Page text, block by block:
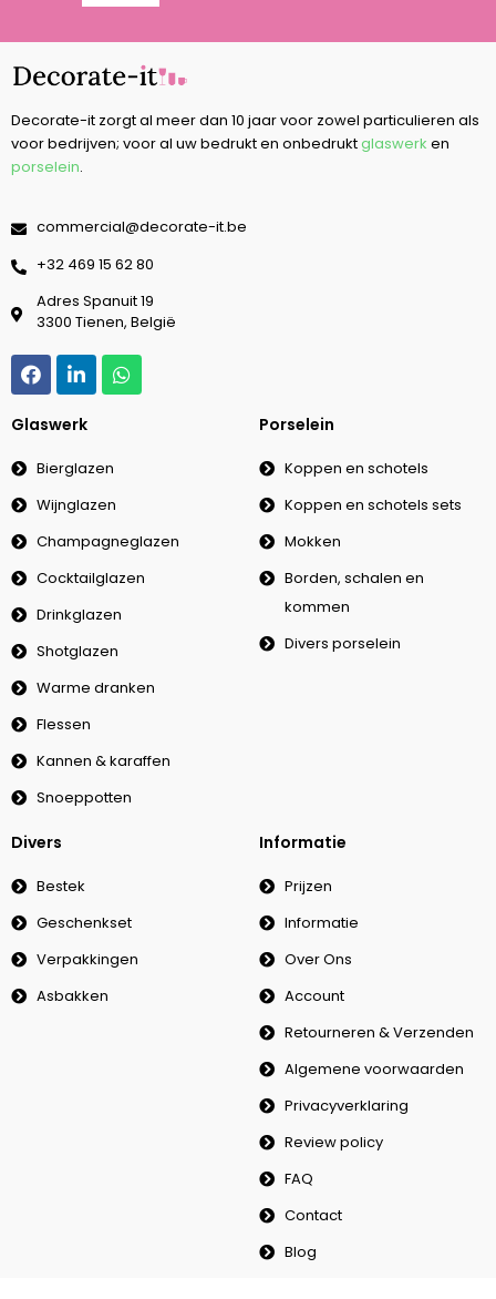
Decorate-it zorgt al meer dan 10 jaar voor zowel particulieren als
voor bedrijven; voor al uw bedrukt en onbedruktglaswerk en
porselein.
commercial@decorate-it.be
‭+32 469 15 62 80‬
Adres Spanuit 19
3300 Tienen, België
Glaswerk
Bierglazen
Wijnglazen
Champagneglazen
Cocktailglazen
Drinkglazen
Shotglazen
Warme dranken
Flessen
Kannen & karaffen
Snoeppotten
Porselein
Koppen en schotels
Koppen en schotels sets
Mokken
Borden, schalen en
kommen
Divers porselein
Divers
Bestek
Geschenkset
Verpakkingen
Asbakken
Informatie
Prijzen
Informatie
Over Ons
Account
Retourneren & Verzenden
Algemene voorwaarden
Privacyverklaring
Review policy
FAQ
Contact
Blog